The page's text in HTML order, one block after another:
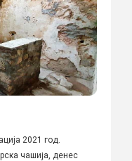
2021 год.
чашија, денес